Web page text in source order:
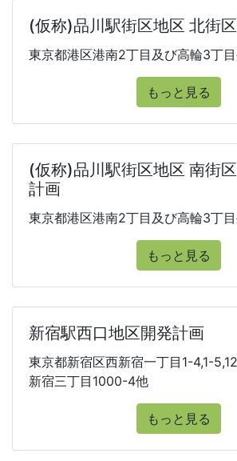
(仮称)品川駅街区地区 北街
東京都港区港南2丁目及び高輪3丁
もっと見る
(仮称)品川駅街区地区 南街
計画
東京都港区港南2丁目及び高輪3丁
もっと見る
新宿駅西口地区開発計画
東京都新宿区西新宿一丁目1-4,1-
新宿三丁目1000-4他
もっと見る